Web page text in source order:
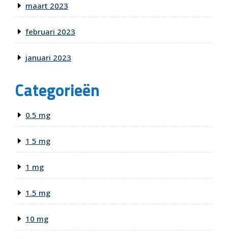
maart 2023
februari 2023
januari 2023
Categorieën
0.5 mg
1 5 mg
1 mg
1.5 mg
10 mg